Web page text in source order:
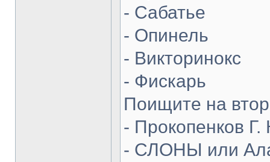
- Сабатье
- Опинель
- Викторинокс
- Фискарь
Поищите на
- Прокопенков Г.
- СЛОНЫ или